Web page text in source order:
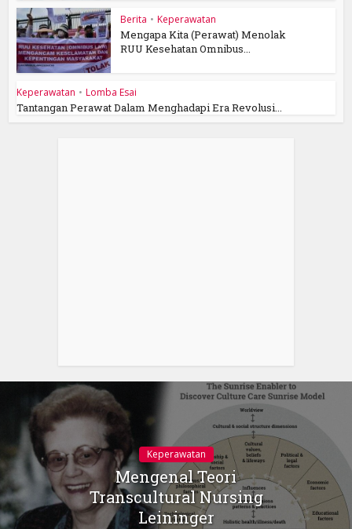
Berita • Keperawatan
Mengapa Kita (Perawat) Menolak
RUU Kesehatan Omnibus...
Keperawatan • Lomba Esai
Tantangan Perawat Dalam Menghadapi Era Revolusi...
Keperawatan
Mengenal Teori
Transcultural Nursing
Leininger